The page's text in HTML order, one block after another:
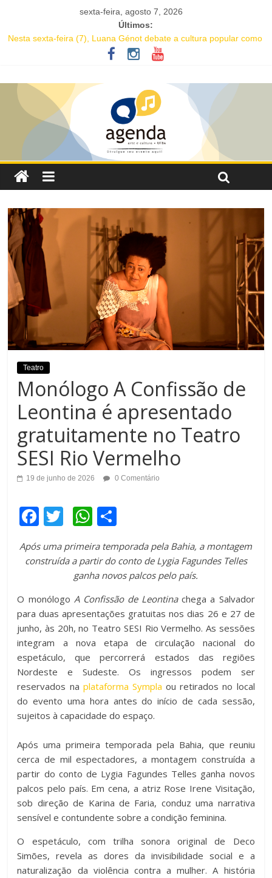
sexta-feira, agosto 7, 2026
Últimos:
Nesta sexta-feira (7), Luana Génot debate a cultura popular como
caminho para equidade racial
Academia de Letras da Bahia marca presença na Flipelô 2026
Mesa “Valoração de práticas culturais” abre o Enecult 2026
Comédia romântica “O que vem depois” reestreia na Casa Preta e
convida público a viver as aventuras de um casal na terceira
idade
Teatro
Monólogo A Confissão de
Leontina é apresentado
gratuitamente no Teatro
SESI Rio Vermelho
19 de junho de 2026 0 Comentário
F
c
b
o
o
k
T
tt
er
W
at
s
A
p
p
m
p
ar
til
h
ar
Após uma primeira temporada pela Bahia, a montagem
construída a partir do conto de Lygia Fagundes Telles
ganha novos palcos pelo país.
O monólogo A Confissão de Leontinachega a Salvador
para duas apresentações gratuitas nos dias 26 e 27 de
junho, às 20h, no Teatro SESI Rio Vermelho. As sessões
integram a nova etapa de circulação nacional do
espetáculo, que percorrerá estados das regiões
Nordeste e Sudeste. Os ingressos podem ser
reservados na plataforma Sympla ou retirados no local
do evento uma hora antes do início de cada sessão,
sujeitos à capacidade do espaço.
Após uma primeira temporada pela Bahia, que reuniu
cerca de mil espectadores, a montagem construída a
partir do conto de Lygia Fagundes Telles ganha novos
palcos pelo país. Em cena, a atriz Rose Irene Visitação,
sob direção de Karina de Faria, conduz uma narrativa
sensível e contundente sobre a condição feminina.
O espetáculo, com trilha sonora original de Deco
Simões, revela as dores da invisibilidade social e a
naturalização da violência contra a mulher. A história